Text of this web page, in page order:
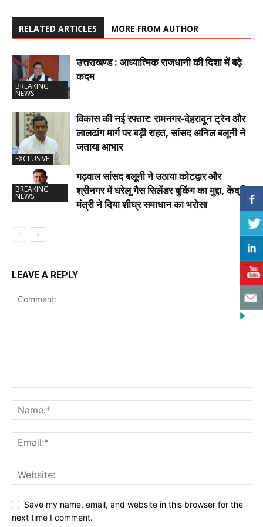
RELATED ARTICLES MORE FROM AUTHOR
BREAKING
NEWS
उत्तराखण्ड : आध्यात्मिक राजधानी की दिशा में बढ़े
कदम
EXCLUSIVE
विकास की नई रफ्तार: रामनगर-देहरादून ट्रेन और
लालढांग मार्ग पर बड़ी राहत, सांसद अनिल बलूनी ने
जताया आभार
BREAKING
NEWS
गढ़वाल सांसद बलूनी ने उठाया कोटद्वार और
श्रीनगर में घरेलू गैस सिलेंडर बुकिंग का मुद्दा, केंद्रीय
मंत्री ने दिया शीघ्र समाधान का भरोसा
LEAVE A REPLY
Save my name, email, and website in this browser for the
next time I comment.